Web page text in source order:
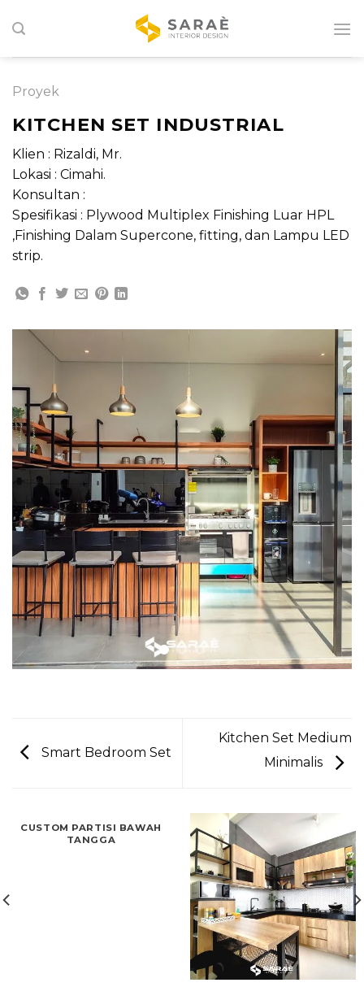
to
Proyek
KITCHEN SET INDUSTRIAL
Klien : Rizaldi, Mr.
Lokasi : Cimahi.
Konsultan :
Spesifikasi : Plywood Multiplex Finishing Luar HPL
,Finishing Dalam Supercone, fitting, dan Lampu LED
strip.
Smart Bedroom Set
Kitchen Set Medium
Minimalis
CUSTOM PARTISI BAWAH
TANGGA